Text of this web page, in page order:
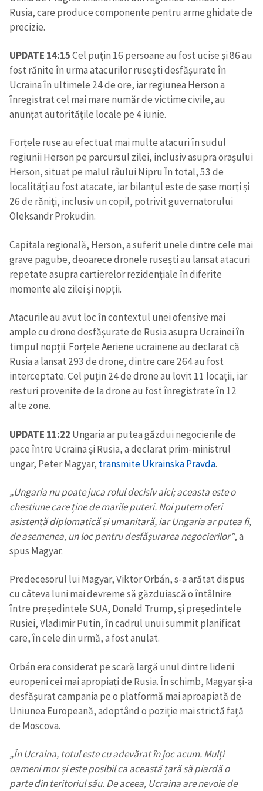
Trimite o informație
Despre ZdG
in English
на русском
Rusia, care produce componente pentru arme ghidate de
precizie.
UPDATE 14:15Cel puțin 16 persoane au fost ucise și 86 au
fost rănite în urma atacurilor rusești desfășurate în
Ucraina în ultimele 24 de ore, iar regiunea Herson a
înregistrat cel mai mare număr de victime civile, au
anunțat autoritățile locale pe 4 iunie.
Forțele ruse au efectuat mai multe atacuri în sudul
regiunii Herson pe parcursul zilei, inclusiv asupra orașului
Herson, situat pe malul râului Nipru În total, 53 de
localități au fost atacate, iar bilanțul este de șase morți și
26 de răniți, inclusiv un copil, potrivit guvernatorului
Oleksandr Prokudin.
Capitala regională, Herson, a suferit unele dintre cele mai
grave pagube, deoarece dronele rusești au lansat atacuri
repetate asupra cartierelor rezidențiale în diferite
momente ale zilei și nopții.
Atacurile au avut loc în contextul unei ofensive mai
ample cu drone desfășurate de Rusia asupra Ucrainei în
timpul nopții. Forțele Aeriene ucrainene au declarat că
Rusia a lansat 293 de drone, dintre care 264 au fost
interceptate. Cel puțin 24 de drone au lovit 11 locații, iar
resturi provenite de la drone au fost înregistrate în 12
alte zone.
UPDATE 11:22Ungaria ar putea găzdui negocierile de
pace între Ucraina și Rusia, a declarat prim-ministrul
ungar, Peter Magyar, transmite Ukrainska Pravda.
„Ungaria nu poate juca rolul decisiv aici; aceasta este o
chestiune care ține de marile puteri. Noi putem oferi
asistență diplomatică și umanitară, iar Ungaria ar putea fi,
de asemenea, un loc pentru desfășurarea negocierilor”, a
spus Magyar.
Predecesorul lui Magyar, Viktor Orbán, s-a arătat dispus
cu câteva luni mai devreme să găzduiască o întâlnire
între președintele SUA, Donald Trump, și președintele
Rusiei, Vladimir Putin, în cadrul unui summit planificat
care, în cele din urmă, a fost anulat.
Orbán era considerat pe scară largă unul dintre liderii
europeni cei mai apropiați de Rusia. În schimb, Magyar și-a
desfășurat campania pe o platformă mai aproapiată de
Uniunea Europeană, adoptând o poziție mai strictă față
de Moscova.
„În Ucraina, totul este cu adevărat în joc acum. Mulți
oameni mor și este posibil ca această țară să piardă o
parte din teritoriul său. De aceea, Ucraina are nevoie de